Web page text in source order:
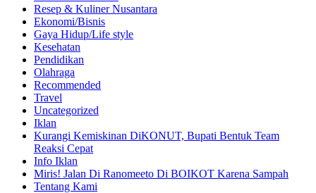
Resep & Kuliner Nusantara
Ekonomi/Bisnis
Gaya Hidup/Life style
Kesehatan
Pendidikan
Olahraga
Recommended
Travel
Uncategorized
Iklan
Kurangi Kemiskinan DiKONUT, Bupati Bentuk Team
Reaksi Cepat
Info Iklan
Miris! Jalan Di Ranomeeto Di BOIKOT Karena Sampah
Tentang Kami